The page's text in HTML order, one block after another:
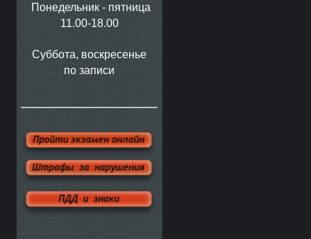
Понедельник - пятница
11.00-18.00
Суббота, воскресенье
по записи